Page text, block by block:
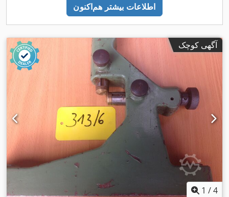
اطلاعات بیشتر هم‌اکنون
آگهی کوچک
1 /4